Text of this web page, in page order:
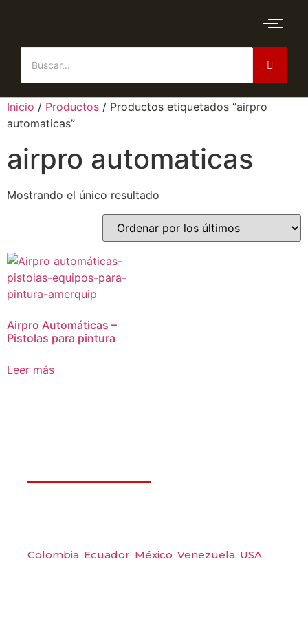
Inicio / Productos / Productos etiquetados “airpro
automaticas”
airpro automaticas
Mostrando el único resultado
Airpro Automáticas –
Pistolas para pintura
Leer más
Colombia Ecuador México Venezuela, USA.